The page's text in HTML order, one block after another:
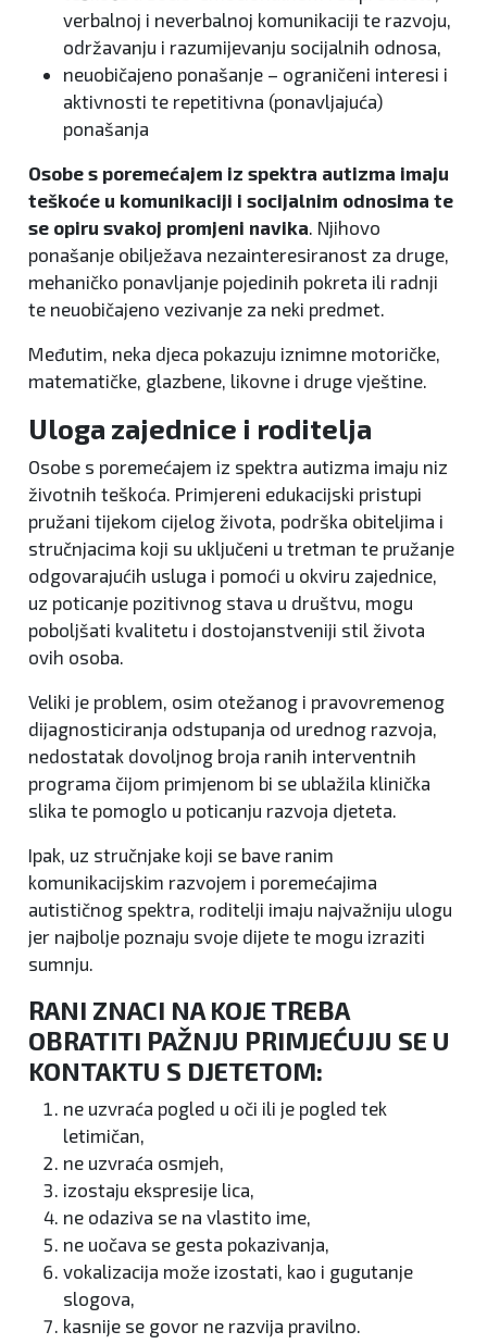
verbalnoj i neverbalnoj komunikaciji te razvoju,
održavanju i razumijevanju socijalnih odnosa,
neuobičajeno ponašanje – ograničeni interesi i
aktivnosti te repetitivna (ponavljajuća)
ponašanja
Osobe s poremećajem iz spektra autizma imaju
teškoće u komunikaciji i socijalnim odnosima te
se opiru svakoj promjeni navika . Njihovo
ponašanje obilježava nezainteresiranost za druge,
mehaničko ponavljanje pojedinih pokreta ili radnji
te neuobičajeno vezivanje za neki predmet.
Međutim, neka djeca pokazuju iznimne motoričke,
matematičke, glazbene, likovne i druge vještine.
Uloga zajednice i roditelja
Osobe s poremećajem iz spektra autizma imaju niz
životnih teškoća. Primjereni edukacijski pristupi
pružani tijekom cijelog života, podrška obiteljima i
stručnjacima koji su uključeni u tretman te pružanje
odgovarajućih usluga i pomoći u okviru zajednice,
uz poticanje pozitivnog stava u društvu, mogu
poboljšati kvalitetu i dostojanstveniji stil života
ovih osoba.
Veliki je problem, osim otežanog i pravovremenog
dijagnosticiranja odstupanja od urednog razvoja,
nedostatak dovoljnog broja ranih interventnih
programa čijom primjenom bi se ublažila klinička
slika te pomoglo u poticanju razvoja djeteta.
Ipak, uz stručnjake koji se bave ranim
komunikacijskim razvojem i poremećajima
autističnog spektra, roditelji imaju najvažniju ulogu
jer najbolje poznaju svoje dijete te mogu izraziti
sumnju.
RANI ZNACI NA KOJE TREBA
OBRATITI PAŽNJU PRIMJEĆUJU SE U
KONTAKTU S DJETETOM:
ne uzvraća pogled u oči ili je pogled tek
letimičan,
ne uzvraća osmjeh,
izostaju ekspresije lica,
ne odaziva se na vlastito ime,
ne uočava se gesta pokazivanja,
vokalizacija može izostati, kao i gugutanje
slogova,
kasnije se govor ne razvija pravilno.